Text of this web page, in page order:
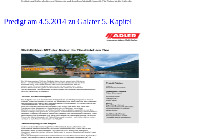
Predigt am 4.5.2014 zu Galater 5. Kapitel